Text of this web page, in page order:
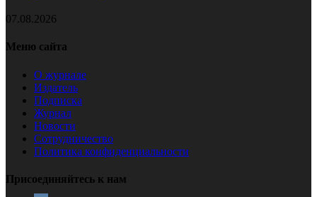
07.08.2026
Меню сайта
О журнале
Издатель
Подписка
Журнал
Новости
Сотрудничество
Политика конфиденциальности
Присоединяйтесь к нам